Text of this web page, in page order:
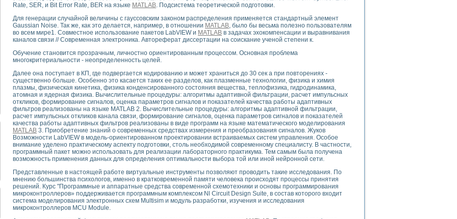
инструментов
элементной базы машин
module для моделирования электромагнитных процессов с целью отладки систем управления электрооборудованием на электроподвижном составе
скорости подвижного состава для тренажера машиниста состава
исследований в гиперзвуковых аэродинамических трубах
Nl SCXI для ультразвуковых контрольно-измерительных систем
сварных швов металлоконструкций
зрения в составе системы управления движением экраноплана
системы для лабораторных испытаний материалов методом акустической эмиссии
комплекс аппаратуры для определения тепловых и электрических характеристик и параметров силовых полупроводниковых приборов
процессов ДВС в динамических режимах
систем передачи данных
для исследования АЧХ и ФЧХ активных фильтров
для исследования параметров двухполюсников резонансным методом
операционных усилителей с применением аппаратно-программных средств NATIONAL INSTRUMENTS
на основе цифровой обработки выборок мгновенных значений
компенсации эхо-сигналов
математического моделирования сверхширокополосного стробоскопического осциллографа и исследования методов расширения его полосы
измерителя ВАХ фотоэлементов на базе виртуальных средств измерений
генератора сигналов - имитатора джиттера и измерителя параметров джиттера
Rate, SER, и Bit Error Rate, BER на языке MATLAB . Подсистема теоретической подготовки.
Для генерации случайной величины с гауссовским законом распределения применяется стандартный элемент
Gaussian Noise. Так же, как это делается, например, в отношении MATLAB , было бы весьма полезно пользователям
во всем мире1. Совместное использование пакетов LabVIEW и MATLAB в задачах эхокомпенсации и выравнивания
каналов связи // Современная электроника. Автореферат диссертации на соискание ученой степени к.
Обучение становится прозрачным, личностно ориентированным процессом. Основная проблема
многокритериальности - неопределенность целей.
Далее она поступает в КП, где подвергается кодированию и может храниться до 30 сек а при повторениях -
существенно больше. Особенно это касается таких ее разделов, как плазменные технологии, физика и химия
плазмы, физическая кинетика, физика конденсированного состояния вещества, теплофизика, гидродинамика,
атомная и ядерная физика. Вычислительные процедуры: алгоритмы адаптивной фильтрации, расчет импульсных
откликов, формирование сигналов, оценка параметров сигналов и показателей качества работы адаптивных
фильтров реализованы на языке MATLAB 2. Вычислительные процедуры: алгоритмы адаптивной фильтрации,
расчет импульсных откликов канала связи, формирование сигналов, оценка параметров сигналов и показателей
качества работы адаптивных фильтров реализованы в виде программ на языке математического моделирования
MATLAB 3. Приобретение знаний о современных средствах измерения и преобразования сигналов. Жуков
Возможности LabVIEW в модель-ориентированном проектировании встраиваемых систем управления. Особое
внимание уделено практическому аспекту подготовки, столь необходимой современному специалисту. В частности,
программный пакет можно использовать для реализации лабораторного практикума. Тем самым была получена
возможность применения данных для определения оптимальности выбора той или иной нейронной сети.
Представленные в настоящей работе виртуальные инструменты позволяют проводить такие исследования. По
мнению большинства психологов, именно в кратковременной памяти человека происходят процессы принятия
решений. Курс "Программные и аппаратные средства современной схемотехники и основы программирования
микроконтроллеров» поддерживается программным комплексом Nl Circuit Design Suite, в состав которого входит
система моделирования электронных схем Multisim и модуль разработки, изучения и исследования
микроконтроллеров MCU Module.